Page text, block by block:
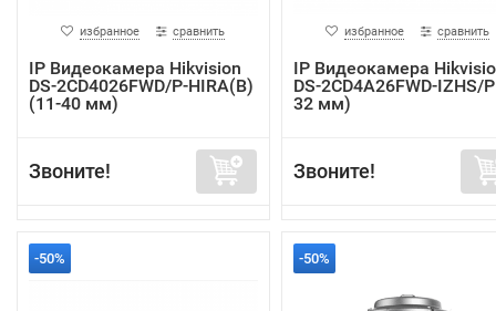
избранное сравнить
IP Видеокамера Hikvision
DS-2CD4026FWD/P-HIRA(B)
(11-40 мм)
Звоните!
избранное сравнить
IP Видеокамера
DS-2CD4A26FWD-IZHS/
32 мм)
Звоните!
-50% -50%